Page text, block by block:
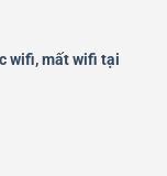
wifi, mất wifi tại